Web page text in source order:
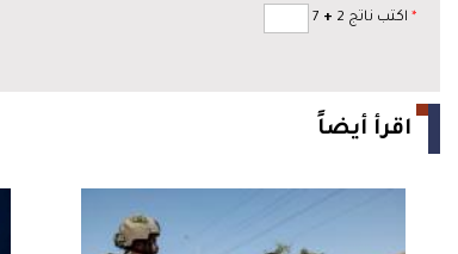
* اكتب ناتج 2 +
اقرأ أيضاً